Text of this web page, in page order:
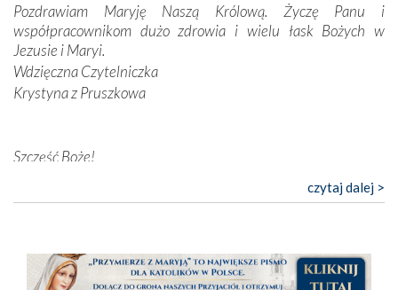
Byli tym razem pośród Apostołów Fatimy reprezentanci
każdego spośród żyjących pokoleń. Najmłodszy uczestnik
liczył sobie 13 lat, zaś senior, pan Zdzisław – już 94.
Całe życie marzyłem, by tu przyjechać
rozmowie.
bez obecności duszpasterza – księdza Krzysztofa.
wysłuchania Mszy Świętej, dawał on wyrazy swej
Każdy z nas przywiózł Matce Bożej bagaż własnych
Pozdrawiam Maryję Naszą Królową. Życzę Panu i
współpracownikom dużo zdrowia i wielu łask Bożych w
Jezusie i Maryi.
Wdzięczna Czytelniczka
Krystyna z Pruszkowa
Szczęść Boże!
to pismo, które bardzo sobie cenię i szanuję. Redagujecie
nas prowadzi!
Barbara
czytaj dalej >